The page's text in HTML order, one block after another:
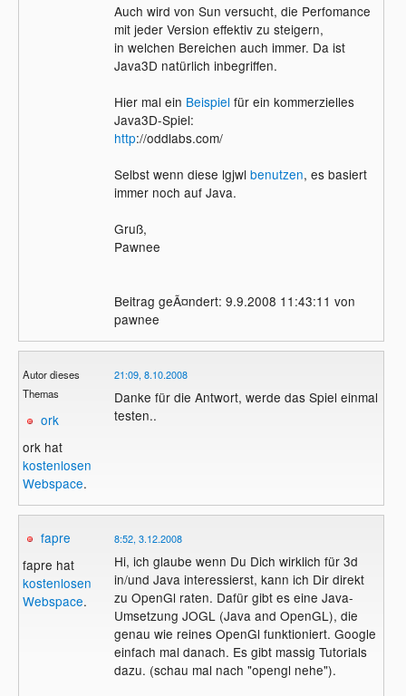
Auch wird von Sun versucht, die Perfomance
mit jeder Version effektiv zu steigern,
in welchen Bereichen auch immer. Da ist
Java3D natürlich inbegriffen.
Hier mal ein Beispiel für ein kommerzielles
Java3D-Spiel:
http://oddlabs.com/
Selbst wenn diese lgjwl benutzen, es basiert
immer noch auf Java.
Gruß,
Pawnee
Beitrag geÃ¤ndert: 9.9.2008 11:43:11 von
pawnee
Autor dieses
Themas
ork
ork hat
kostenlosen
Webspace.
21:09, 8.10.2008
Danke für die Antwort, werde das Spiel einmal
testen..
fapre
fapre hat
kostenlosen
Webspace.
8:52, 3.12.2008
Hi, ich glaube wenn Du Dich wirklich für 3d
in/und Java interessierst, kann ich Dir direkt
zu OpenGl raten. Dafür gibt es eine Java-
Umsetzung JOGL (Java and OpenGL), die
genau wie reines OpenGl funktioniert. Google
einfach mal danach. Es gibt massig Tutorials
dazu. (schau mal nach "opengl nehe").